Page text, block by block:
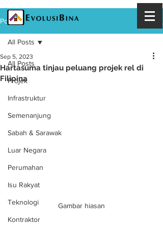
Post
All Posts
Projek
Infrastruktur
Semenanjung
Sabah & Sarawak
Luar Negara
Perumahan
Isu Rakyat
Teknologi
Kontraktor
All Posts
Hartasuma tinjau peluang projek rel di
Filipina
Sep 5, 2023
Gambar hiasan